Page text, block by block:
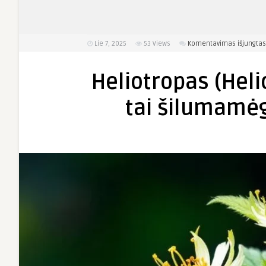
Lie 7, 2025 53 Views Komentavimas išjungtas
Heliotropas
tai